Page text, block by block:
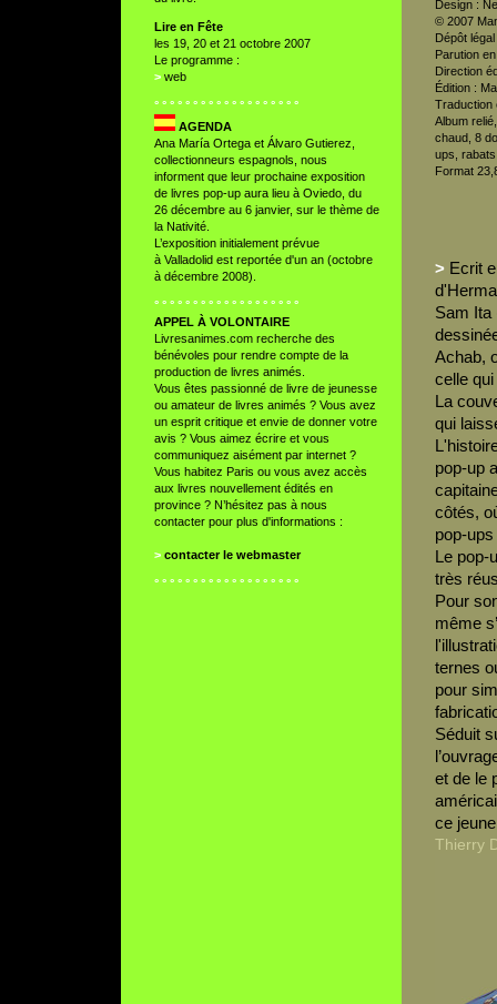
Lire en Fête
les 19, 20 et 21 octobre 2007
Le programme :
> web
° ° ° ° ° ° ° ° ° ° ° ° ° ° ° ° ° ° °
AGENDA
Ana María Ortega et Álvaro Gutierez,
collectionneurs espagnols, nous
informent que leur prochaine exposition
de livres pop-up aura lieu à Oviedo, du
26 décembre au 6 janvier, sur le thème de
la Nativité.
L’exposition initialement prévue
à Valladolid est reportée d'un an (octobre
à décembre 2008).
° ° ° ° ° ° ° ° ° ° ° ° ° ° ° ° ° ° °
APPEL À VOLONTAIRE
Livresanimes.com recherche des
bénévoles pour rendre compte de la
production de livres animés.
Vous êtes passionné de livre de jeunesse
ou amateur de livres animés ? Vous avez
un esprit critique et envie de donner votre
avis ? Vous aimez écrire et vous
communiquez aisément par internet ?
Vous habitez Paris ou vous avez accès
aux livres nouvellement édités en
province ? N’hésitez pas à nous
contacter pour plus d'informations :
> contacter le webmaster
° ° ° ° ° ° ° ° ° ° ° ° ° ° ° ° ° ° °
Design :
© 2007
Dépôt
Parution
Direction
Édition :
Traduction
Album
chaud, 8
ups,
Format
>Ecrit
Sam Ita
Achab,
celle
La
qui
pop-up
côtés,
pop-
Le pop-
très
Pour
même
ternes
pour
Séduit
et de le
ce
Thierry